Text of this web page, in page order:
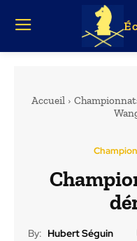
Accueil
By: Hubert Séguin